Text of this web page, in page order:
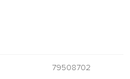
79508702